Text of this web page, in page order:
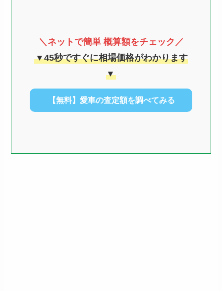
＼ネットで簡単 概算額をチェック／
▼45秒ですぐに相場価格がわかります
▼
【無料】愛車の査定額を調べてみる